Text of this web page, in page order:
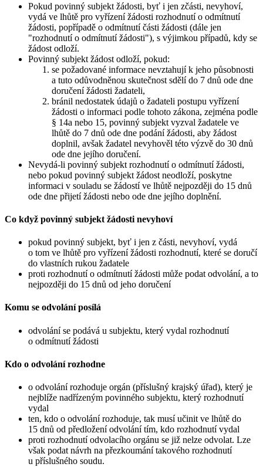
Pokud povinný subjekt žádosti, byť i jen zčásti, nevyhoví,
vydá ve lhůtě pro vyřízení žádosti rozhodnutí o odmítnutí
žádosti, popřípadě o odmítnutí části žádosti (dále jen
"rozhodnutí o odmítnutí žádosti"), s výjimkou případů, kdy se
žádost odloží.
Povinný subjekt žádost odloží, pokud:
se požadované informace nevztahují k jeho působnosti
a tuto odůvodněnou skutečnost sdělí do 7 dnů ode dne
doručení žádosti žadateli,
bránil nedostatek údajů o žadateli postupu vyřízení
žádosti o informaci podle tohoto zákona, zejména podle
§ 14a nebo 15, povinný subjekt vyzval žadatele ve
lhůtě do 7 dnů ode dne podání žádosti, aby žádost
doplnil, avšak žadatel nevyhověl této výzvě do 30 dnů
ode dne jejího doručení.
Nevydá-li povinný subjekt rozhodnutí o odmítnutí žádosti,
nebo pokud povinný subjekt žádost neodloží, poskytne
informaci v souladu se žádostí ve lhůtě nejpozději do 15 dnů
ode dne přijetí žádosti nebo ode dne jejího doplnění.
Co když povinný subjekt žádosti nevyhoví
pokud povinný subjekt, byť i jen z části, nevyhoví, vydá
o tom ve lhůtě pro vyřízení žádosti rozhodnutí, které se doručí
do vlastních rukou žadatele
proti rozhodnutí o odmítnutí žádosti může podat odvolání, a to
nejpozději do 15 dnů od jeho doručení
Komu se odvolání posílá
odvolání se podává u subjektu, který vydal rozhodnutí
o odmítnutí žádosti
Kdo o odvolání rozhodne
o odvolání rozhoduje orgán (příslušný krajský úřad), který je
nejblíže nadřízeným povinného subjektu, který rozhodnutí
vydal
ten, kdo o odvolání rozhoduje, tak musí učinit ve lhůtě do
15 dnů od předložení odvolání tím, kdo rozhodnutí vydal
proti rozhodnutí odvolacího orgánu se již nelze odvolat. Lze
však podat návrh na přezkoumání takového rozhodnutí
u příslušného soudu.